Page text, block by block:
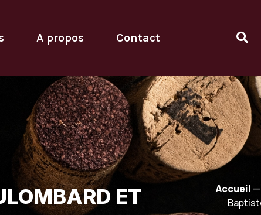
A propos Contact
ET
Accueil —